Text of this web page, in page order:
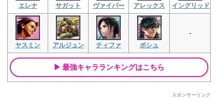
エレナ サガット ヴァイパー アレックス イングリッド
ヤスミン アルジュン ティファ ボシュ
-
最強キャラランキングはこちら
スポンサーリンク